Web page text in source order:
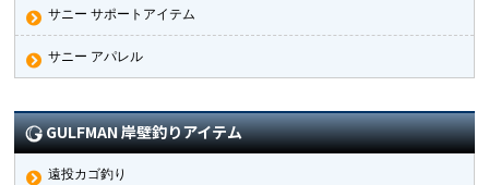
サニー サポートアイテム
サニー アパレル
GULFMAN 岸壁釣りアイテム
遠投カゴ釣り